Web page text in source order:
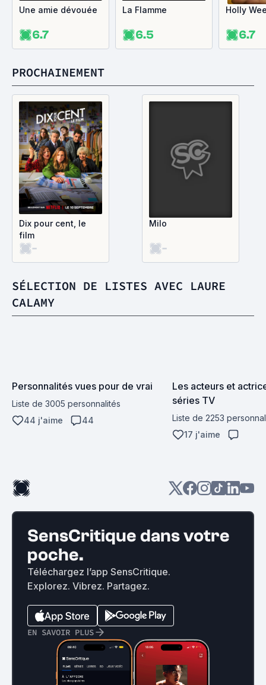
Une amie dévouée
6.7
La Flamme
6.5
Holly
6.7
PROCHAINEMENT
Dix pour cent, le
film
-
Milo
-
SÉLECTION DE LISTES AVEC LAURE
CALAMY
Personnalités vues pour de vrai
Liste de 3005 personnalités
44 j'aime
44
Les acteurs et
séries TV
Liste de 2253
17 j'aime
SensCritique dans votre
poche.
Téléchargez l’app SensCritique.
Explorez. Vibrez. Partagez.
EN SAVOIR PLUS